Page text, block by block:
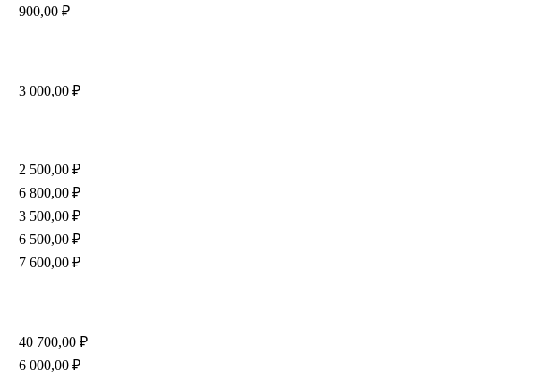
900,00 ₽
3 000,00 ₽
2 500,00 ₽
6 800,00 ₽
3 500,00 ₽
6 500,00 ₽
7 600,00 ₽
40 700,00 ₽
6 000,00 ₽